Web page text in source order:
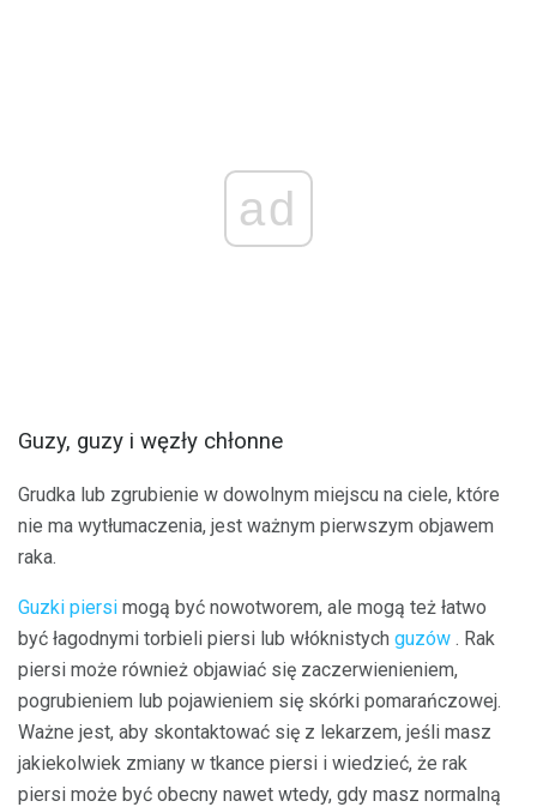
ad
Guzy, guzy i węzły chłonne
Grudka lub zgrubienie w dowolnym miejscu na ciele, które
nie ma wytłumaczenia, jest ważnym pierwszym objawem
raka.
Guzki piersi mogą być nowotworem, ale mogą też łatwo
być łagodnymi torbieli piersi lub włóknistych guzów . Rak
piersi może również objawiać się zaczerwienieniem,
pogrubieniem lub pojawieniem się skórki pomarańczowej.
Ważne jest, aby skontaktować się z lekarzem, jeśli masz
jakiekolwiek zmiany w tkance piersi i wiedzieć, że rak
piersi może być obecny nawet wtedy, gdy masz normalną